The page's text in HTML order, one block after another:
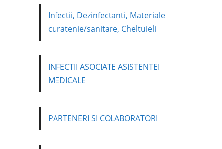
Infectii, Dezinfectanti, Materiale
curatenie/sanitare, Cheltuieli
INFECTII ASOCIATE ASISTENTEI
MEDICALE
PARTENERI SI COLABORATORI